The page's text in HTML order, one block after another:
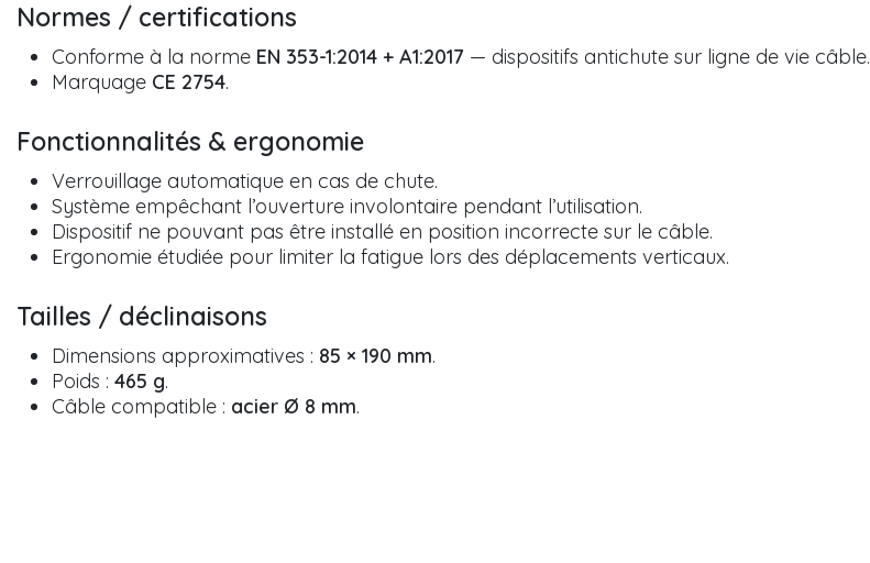
Normes / certifications
Conforme à la norme EN 353-1:2014 + A1:2017 — dispositifs antichute sur ligne de vie câble.
Marquage CE 2754.
Fonctionnalités & ergonomie
Verrouillage automatique en cas de chute.
Système empêchant l’ouverture involontaire pendant l’utilisation.
Dispositif ne pouvant pas être installé en position incorrecte sur le câble.
Ergonomie étudiée pour limiter la fatigue lors des déplacements verticaux.
Tailles / déclinaisons
Dimensions approximatives : 85 × 190 mm.
Poids : 465 g.
Câble compatible : acier Ø 8 mm.